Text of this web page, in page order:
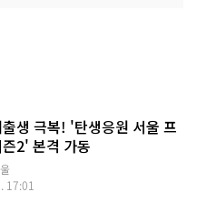
생 극복! '탄생응원 서울 프
2' 본격 가동
17:01